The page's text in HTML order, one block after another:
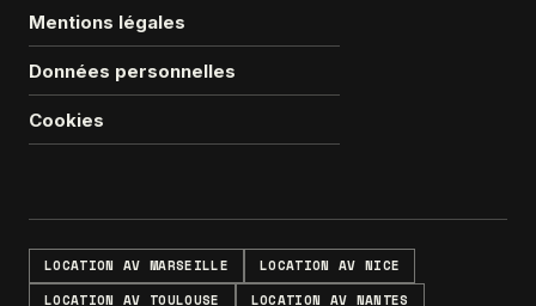
Mentions légales
Données personnelles
Cookies
LOCATION AV MARSEILLE
LOCATION AV NICE
LOCATION AV TOULOUSE
LOCATION AV NANTES